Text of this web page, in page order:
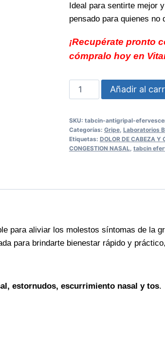
Ideal para sentirte mejor
pensado para quienes no
¡Recupérate pronto
cómpralo hoy en
Tabcin
Antigripal
Gripe
y
Tos
rápidamente
ayuda
a
cantidad
Añadir al
SKU: tabcin-antigripal-
Categorías: Gripe, Laboratorios
Etiquetas: DOLOR DE CABEZA Y
CONGESTION NASAL tabcin
para aliviar los molestos síntomas de la
para brindarte bienestar rápido y
estornudos, escurrimiento nasal y tos.